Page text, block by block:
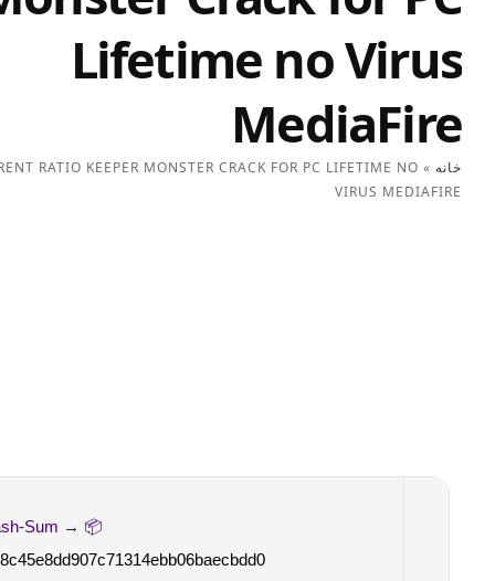
Lifetime no Virus
MediaFire
»
TORRENT RATIO KEEPER MONSTER CRACK FOR PC LIFETIME NO
VIRUS MEDIAFIRE
Bc8c45e8dd907c71314ebb06baecbdd0